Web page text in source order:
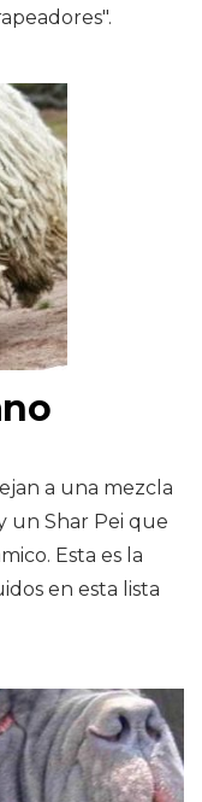
a una mezcla
un Shar Pei que
Esta es la
en esta lista